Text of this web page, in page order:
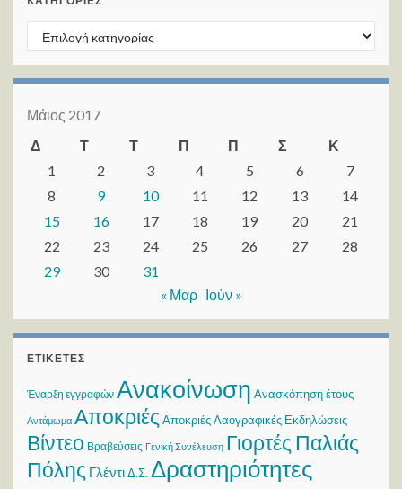
Kατηγορίες
Μάιος 2017
Δ
Τ Τ Π Π Σ
Κ
1
2 3 4 5 6
7
8
9 10 11 12 13
14
15
16 17 18 19 20
21
22
23 24 25 26 27
28
29
30
31
« Μαρ Ιούν »
ΕΤΙΚΈΤΕΣ
Έναρξη εγγραφών Ανακοίνωση Ανασκόπηση έτους
Αντάμωμα Αποκριές Αποκριές Λαογραφικές Εκδηλώσεις
Βίντεο Βραβεύσεις Γενική Συνέλευση Γιορτές Παλιάς
Πόλης ΓλέντιΔ.Σ. Δραστηριότητες